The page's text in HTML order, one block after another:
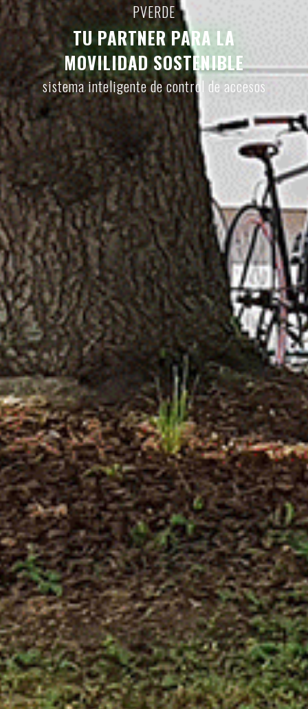
PVERDE
TU PARTNER PARA LA
MOVILIDAD SOSTENIBLE
sistema inteligente de control de accesos